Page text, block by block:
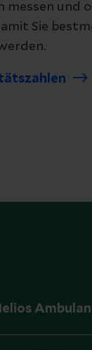
messen und
Sie